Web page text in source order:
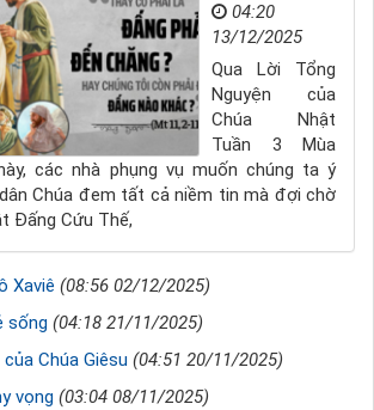
04:20
13/12/2025
Qua Lời Tổng
Nguyện của
Chúa Nhật
Tuần 3 Mùa
các nhà phụng vụ muốn chúng ta ý
Chúa đem tất cả niềm tin mà đợi chờ
Đấng Cứu Thế,
Xaviê (08:56 02/12/2025)
sống (04:18 21/11/2025)
Chúa Giêsu (04:51 20/11/2025)
vọng (03:04 08/11/2025)